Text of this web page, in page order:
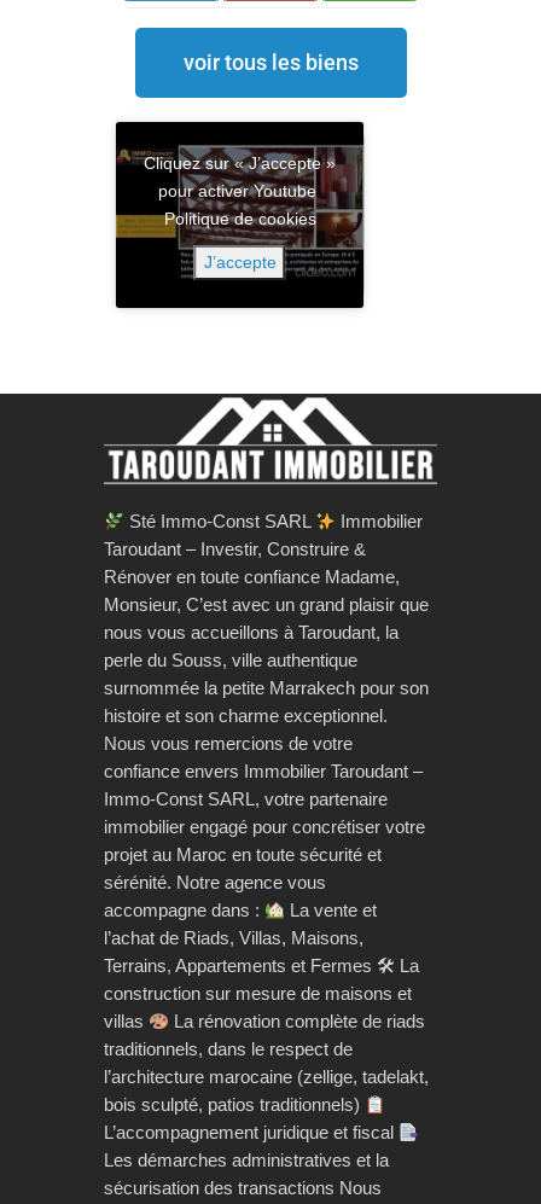
voir tous les biens
Cliquez sur « J’accepte »
pour activer Youtube
Politique de cookies
J’accepte
Sté Immo-Const SARL
Immobilier
Taroudant – Investir, Construire &
Rénover en toute confiance Madame,
Monsieur, C’est avec un grand plaisir que
nous vous accueillons à Taroudant, la
perle du Souss, ville authentique
surnommée la petite Marrakech pour son
histoire et son charme exceptionnel.
Nous vous remercions de votre
confiance envers Immobilier Taroudant –
Immo-Const SARL, votre partenaire
immobilier engagé pour concrétiser votre
projet au Maroc en toute sécurité et
sérénité. Notre agence vous
accompagne dans :
La vente et
l’achat de Riads, Villas, Maisons,
Terrains, Appartements et Fermes 🛠 La
construction sur mesure de maisons et
villas
La rénovation complète de riads
traditionnels, dans le respect de
l’architecture marocaine (zellige, tadelakt,
bois sculpté, patios traditionnels)
L’accompagnement juridique et fiscal
Les démarches administratives et la
sécurisation des transactions Nous